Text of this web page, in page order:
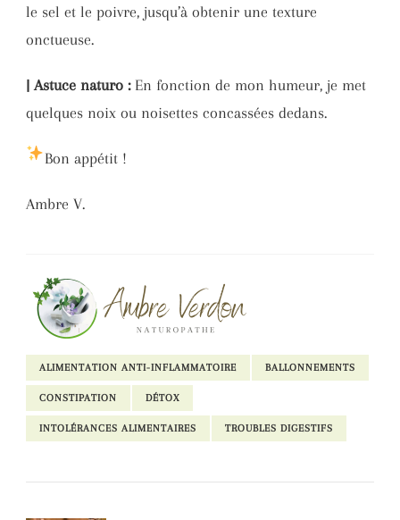
le sel et le poivre, jusqu’à obtenir une texture
onctueuse.
| Astuce naturo : En fonction de mon humeur, je met
quelques noix ou noisettes concassées dedans.
Bon appétit !
Ambre V.
ALIMENTATION ANTI-INFLAMMATOIRE BALLONNEMENTS
CONSTIPATION DÉTOX
INTOLÉRANCES ALIMENTAIRES TROUBLES DIGESTIFS